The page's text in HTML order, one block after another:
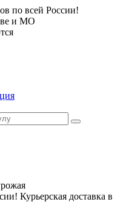
по всей России!
и МО
Курьерская доставка в